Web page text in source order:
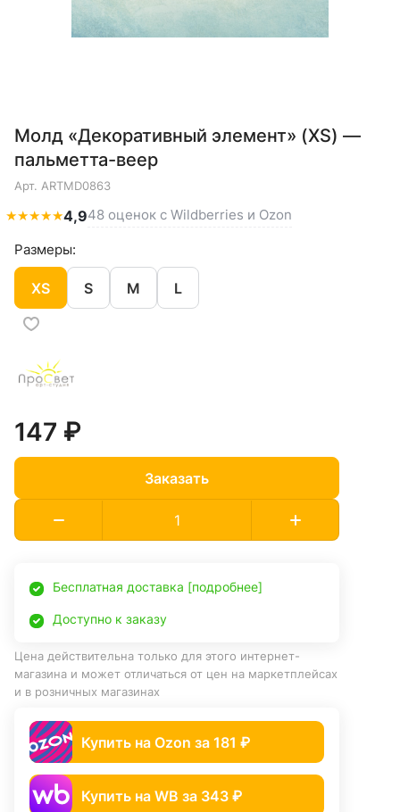
Молд «Декоративный элемент» (XS) —
пальметта-веер
Арт. ARTMD0863
★★★★★4,948 оценок с Wildberries и Ozon
Размеры:
XS S M L
147 ₽
Заказать
Бесплатная доставка [подробнее]
Доступно к заказу
Цена действительна только для этого интернет-
магазина и может отличаться от цен на маркетплейсах
и в розничных магазинах
Купить на Ozon за 181 ₽
Купить на WB за 343 ₽